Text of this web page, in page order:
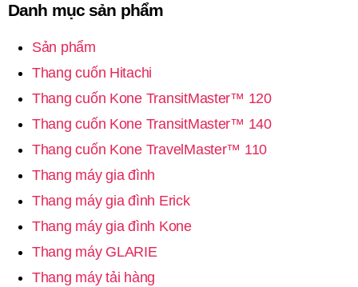
Danh mục sản phẩm
Sản phẩm
Thang cuốn Hitachi
Thang cuốn Kone TransitMaster™ 120
Thang cuốn Kone TransitMaster™ 140
Thang cuốn Kone TravelMaster™ 110
Thang máy gia đình
Thang máy gia đình Erick
Thang máy gia đình Kone
Thang máy GLARIE
Thang máy tải hàng